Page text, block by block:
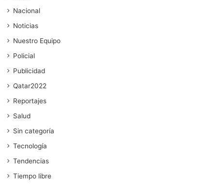
Nacional
Noticias
Nuestro Equipo
Policial
Publicidad
Qatar2022
Reportajes
Salud
Sin categoría
Tecnología
Tendencias
Tiempo libre